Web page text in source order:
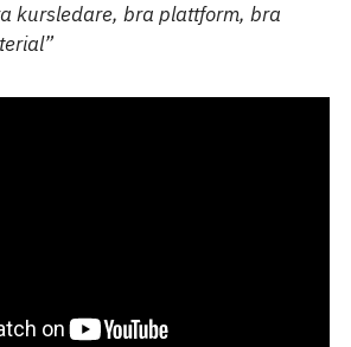
kursledare, bra plattform, bra